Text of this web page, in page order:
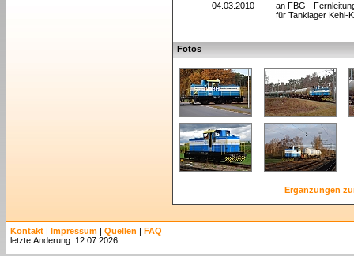
04.03.2010
an FBG -
für Tanklager Kehl-
Fotos
Ergänzungen
Kontakt | Impressum | Quellen | FAQ
letzte Änderung: 12.07.2026